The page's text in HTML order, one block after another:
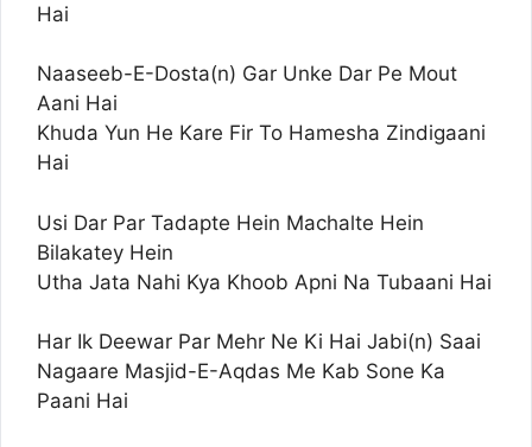
Hai
Naaseeb-E-Dosta(n) Gar Unke Dar Pe Mout
Aani Hai
Khuda Yun He Kare Fir To Hamesha Zindigaani
Hai
Usi Dar Par Tadapte Hein Machalte Hein
Bilakatey Hein
Utha Jata Nahi Kya Khoob Apni Na Tubaani Hai
Har Ik Deewar Par Mehr Ne Ki Hai Jabi(n) Saai
Nagaare Masjid-E-Aqdas Me Kab Sone Ka
Paani Hai